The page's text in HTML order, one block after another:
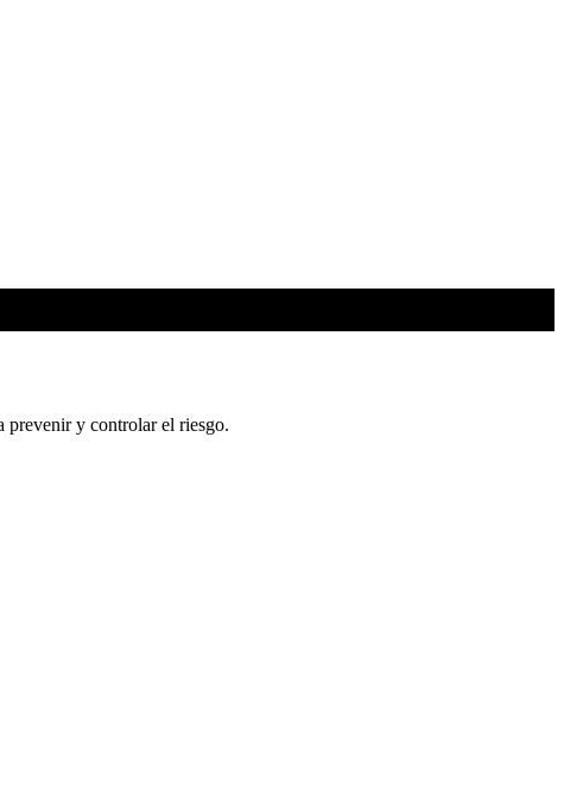
prevenir y controlar el riesgo.